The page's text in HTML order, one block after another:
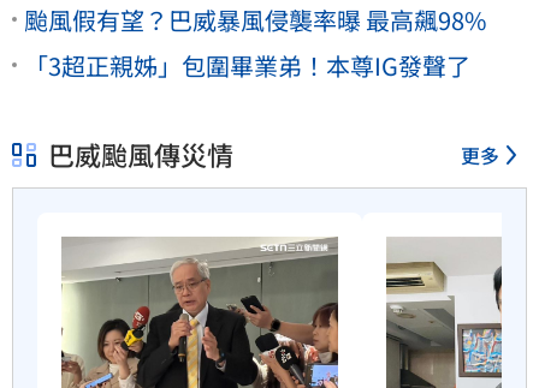
颱風假有望？巴威暴風侵襲率曝 最高飆98%
「3超正親姊」包圍畢業弟！本尊IG發聲了
巴威颱風傳災情 更多